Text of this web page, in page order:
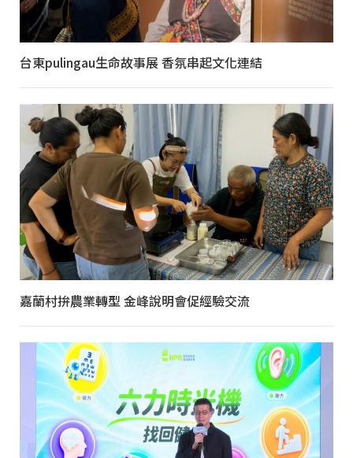
台東pulingau生命故事展 香氛串起文化連結
嘉蘭村拚農業轉型 金峰說明會促經驗交流